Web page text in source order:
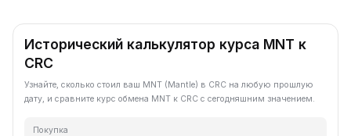
Исторический калькулятор курса MNT к
CRC
Узнайте, сколько стоил ваш MNT (Mantle) в CRC на любую прошлую
дату, и сравните курс обмена MNT к CRC с сегодняшним значением.
Покупка